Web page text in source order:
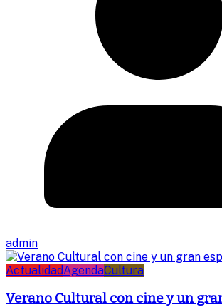
admin
ActualidadAgendaCultura
Verano Cultural con cine y un